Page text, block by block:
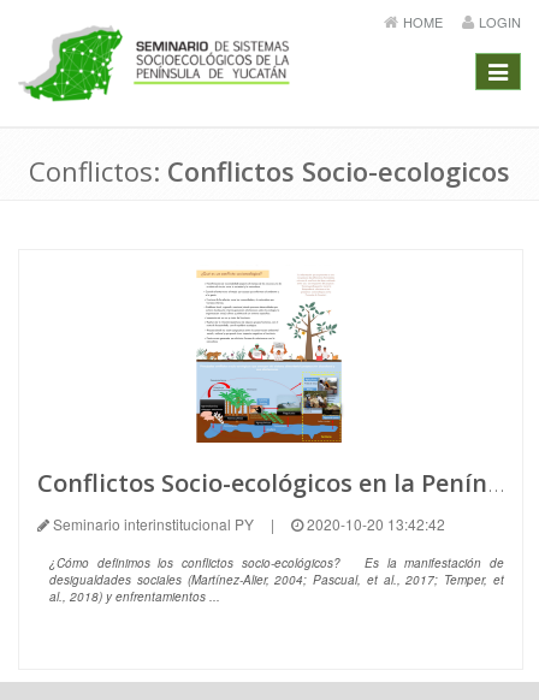
HOME LOGIN
Menú
Conflictos: Conflictos Socio-ecologicos
Conflictos Socio-ecológicos en la Península de Yucatán
Seminario interinstitucional PY | 2020-10-20 13:42:42
¿Cómo definimos los conflictos socio-ecológicos? Es la manifestación de
desigualdades sociales (Martínez-Alier, 2004; Pascual, et al., 2017; Temper, et
al., 2018) y enfrentamientos ...